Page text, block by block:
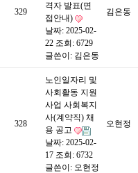
329
격자 발표(면
접안내)
날짜: 2025-02-
22 조회: 6729
글쓴이: 김은동
김은동
328
노인일자리 및
사회활동 지원
사업 사회복지
사(계약직) 채
용 공고
날짜: 2025-02-
17 조회: 6732
글쓴이: 오현정
오현정